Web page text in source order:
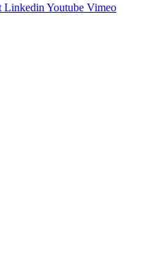
Linkedin Youtube Vimeo